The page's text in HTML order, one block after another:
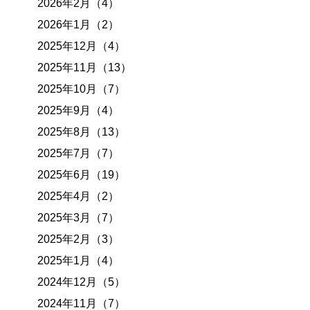
2026年2月（4）
2026年1月（2）
2025年12月（4）
2025年11月（13）
2025年10月（7）
2025年9月（4）
2025年8月（13）
2025年7月（7）
2025年6月（19）
2025年4月（2）
2025年3月（7）
2025年2月（3）
2025年1月（4）
2024年12月（5）
2024年11月（7）